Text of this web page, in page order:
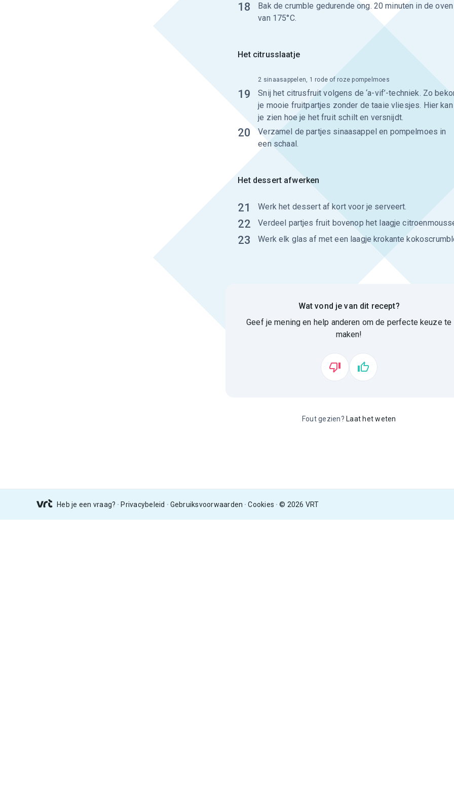
18
Bak de crumble gedurende ong. 20 minuten in de oven
van 175°C.
Het citrusslaatje
19
Snij het citrusfruit volgens de ‘a-vif’-techniek. Zo
je mooie fruitpartjes zonder de taaie vliesjes. Hier kan
je zien hoe je het fruit schilt en versnijdt.
2 sinaasappelen, 1 rode of roze pompelmoes
20
Verzamel de partjes sinaasappel en pompelmoes in
een schaal.
Het dessert afwerken
21 Werk het dessert af kort voor je serveert.
22 Verdeel partjes fruit bovenop het laagje
23 Werk elk glas af met een laagje krokante
Wat vond je van dit recept?
Geef je mening en help anderen om de perfecte keuze te
maken!
Fout gezien? Laat het weten
Heb je een vraag? Privacybeleid Gebruiksvoorwaarden Cookies © 2026 VRT